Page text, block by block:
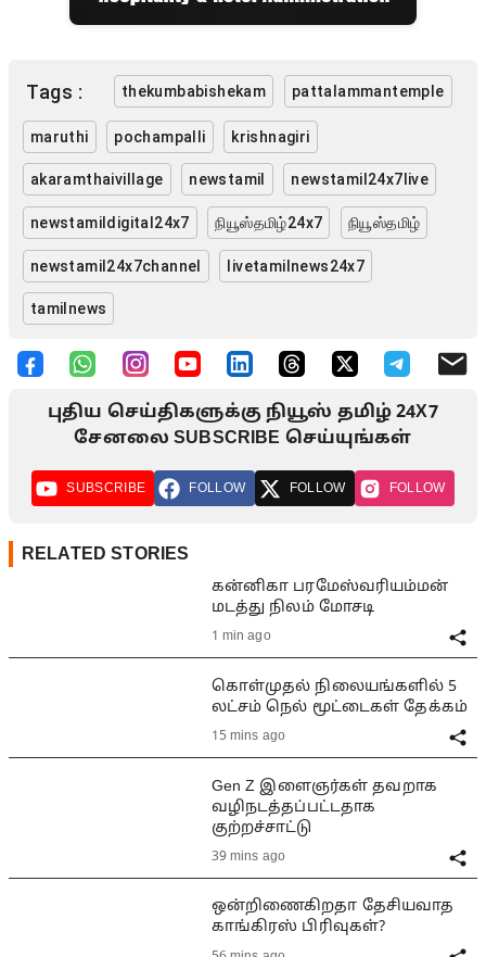
Tags : thekumbabishekam pattalammantemple
maruthi pochampalli krishnagiri
akaramthaivillage newstamil newstamil24x7live
newstamildigital24x7 நியூஸ்தமிழ்24x7 நியூஸ்தமிழ்
newstamil24x7channel livetamilnews24x7
tamilnews
புதிய செய்திகளுக்கு நியூஸ் தமிழ் 24X7
சேனலை SUBSCRIBE செய்யுங்கள்
SUBSCRIBE FOLLOW FOLLOW FOLLOW
RELATED STORIES
கன்னிகா பரமேஸ்வரியம்மன்
மடத்து நிலம் மோசடி
1 min ago
கொள்முதல் நிலையங்களில் 5
லட்சம் நெல் மூட்டைகள் தேக்கம்
15 mins ago
Gen Z இளைஞர்கள் தவறாக
வழிநடத்தப்பட்டதாக
குற்றச்சாட்டு
39 mins ago
ஒன்றிணைகிறதா தேசியவாத
காங்கிரஸ் பிரிவுகள்?